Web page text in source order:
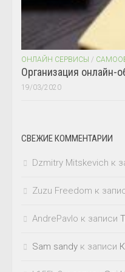
ОНЛАЙН СЕРВИСЫ /
Организация онлайн-
19/03/2020
СВЕЖИЕ КОММЕНТАРИИ
Dzmitry Mitskevich к
Zuzu Freedom к
AndrePavlo к записи
Sam sandy к записи